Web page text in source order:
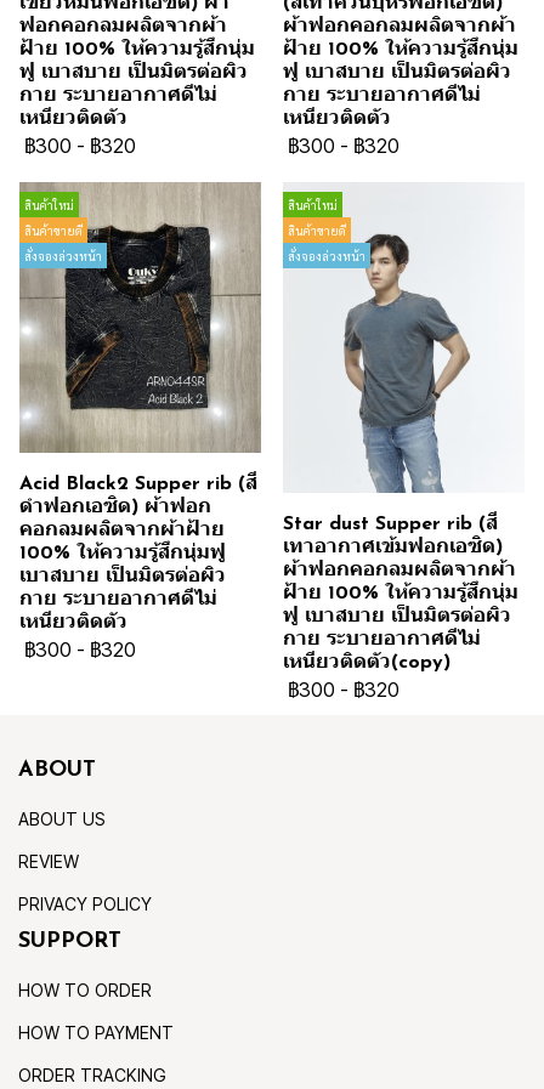
ฟอกคอกลมผลิตจากผ้า
ฝ้าย 100% ให้ความรู้สึกนุ่ม
ฟู เบาสบาย เป็นมิตรต่อผิว
กาย ระบายอากาศดีไม่
เหนียวติดตัว
฿300 - ฿320
ผ้าฟอกคอกลมผลิตจากผ้า
ฝ้าย 100% ให้ความรู้สึกนุ่ม
ฟู เบาสบาย เป็นมิตรต่อผิว
กาย ระบายอากาศดีไม่
เหนียวติดตัว
฿300 - ฿320
สินค้าใหม่
สินค้าขายดี
สั่งจองล่วงหน้า
Acid Black2 Supper rib (สี
ดำฟอกเอซิด) ผ้าฟอก
คอกลมผลิตจากผ้าฝ้าย
100% ให้ความรู้สึกนุ่มฟู
เบาสบาย เป็นมิตรต่อผิว
กาย ระบายอากาศดีไม่
เหนียวติดตัว
฿300 - ฿320
สินค้าใหม่
สินค้าขายดี
สั่งจองล่วงหน้า
Star dust Supper rib (สี
เทาอากาศเข้มฟอกเอซิด)
ผ้าฟอกคอกลมผลิตจากผ้า
ฝ้าย 100% ให้ความรู้สึกนุ่ม
ฟู เบาสบาย เป็นมิตรต่อผิว
กาย ระบายอากาศดีไม่
เหนียวติดตัว(copy)
฿300 - ฿320
ABOUT
ABOUT US
REVIEW
PRIVACY POLICY
SUPPORT
HOW TO ORDER
HOW TO PAYMENT
ORDER TRACKING